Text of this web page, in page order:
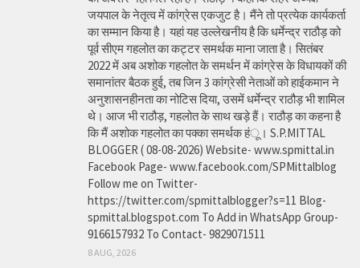
जयपाल के नेतृत्व में कांग्रेस एकजुट है। मैंने तो प्रत्येक कार्यकर्ता
का सम्मान किया है। यहां यह उल्लेखनीय है कि धर्मेन्द्र राठौड़ को
पूर्व सीएम गहलोत का कट्टर समर्थक माना जाता है। सितंबर
2022 में अब अशोक गहलोत के समर्थन में कांग्रेस के विधायकों की
समानांतर बैठक हुई, तब जिन 3 कांग्रेसी नेताओं को हाईकमान ने
अनुशासनहीनता का नोटिस दिया, उसमें धर्मेन्द्र राठौड़ भी शामिल
थे। आज भी राठौड़, गहलोत के साथ खड़े हैं। राठौड़ का कहना है
कि मैं अशोक गहलोत का पक्का समर्थक हंू। S.P.MITTAL
BLOGGER ( 08-08-2026) Website- www.spmittal.in
Facebook Page- www.facebook.com/SPMittalblog
Follow me on Twitter-
https://twitter.com/spmittalblogger?s=11 Blog-
spmittal.blogspot.com To Add in WhatsApp Group-
9166157932 To Contact- 9829071511
8 AUG, 2026